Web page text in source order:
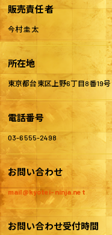
販売責任者
今村 圭太
所在地
東京都台東区上野6丁目8番19号
電話番号
03-6555-2498
お問い合わせ
mail@kyotei-ninja.net
お問い合わせ受付時間